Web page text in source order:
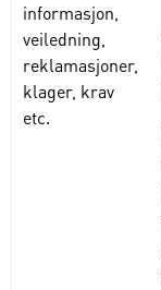
informasjon,
veiledning,
reklamasjoner,
klager, krav
etc.